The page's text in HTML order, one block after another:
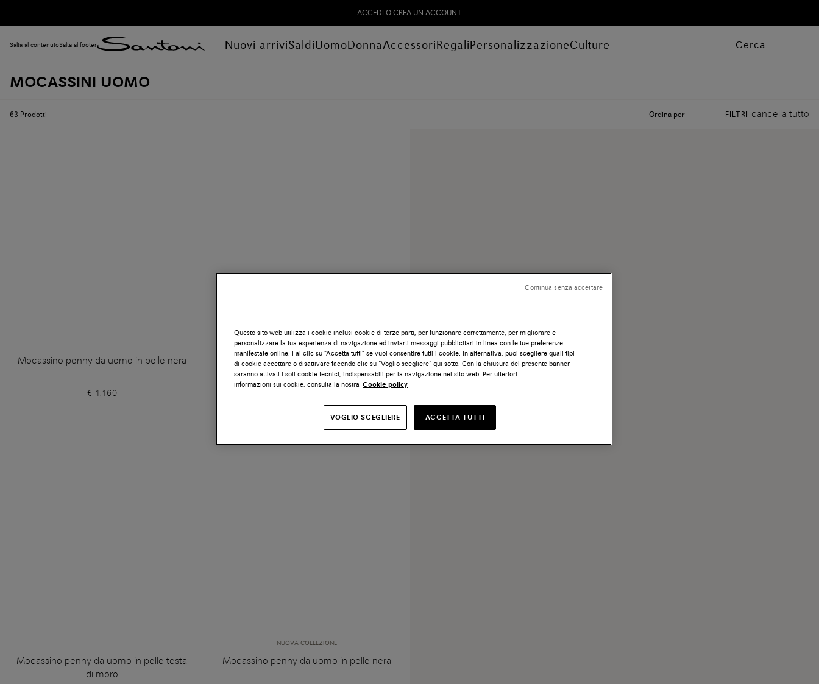
ACCEDI O CREA UN ACCOUNT
Salta al contenutoSalta al footer Nuovi arriviSaldiUomoDonnaAccessoriRegaliPersonalizzazioneCulture Cerca
MOCASSINI UOMO
63 Prodotti Ordina per FILTRI cancella tutto
Mocassino penny da uomo in pelle nera
€ 1.160
Mocassino penny da uomo in pelle blu
Mocassino penny da uomo in pelle testa
di moro
NUOVA COLLEZIONE
Mocassino penny da uomo in pelle nera
Questo sito web utilizza i cookie inclusi cookie di terze parti, per funzionare correttamente, per migliorare e
personalizzare la tua esperienza di navigazione ed inviarti messaggi pubblicitari in linea con le tue preferenze
manifestate online. Fai clic su “Accetta tutti” se vuoi consentire tutti i cookie. In alternativa, puoi scegliere quali tipi
di cookie accettare o disattivare facendo clic su “Voglio scegliere” qui sotto. Con la chiusura del presente banner
saranno attivati i soli cookie tecnici, indispensabili per la navigazione nel sito web. Per ulteriori
informazioni sui cookie, consulta la nostra Cookie policy
VOGLIO SCEGLIERE ACCETTA TUTTI
Continua senza accettare